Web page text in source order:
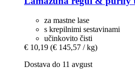
za mastne lase
s krepilnimi sestavinami
učinkovito čisti
€ 10,19 (€ 145,57 / kg)
Dostava do 11 avgust